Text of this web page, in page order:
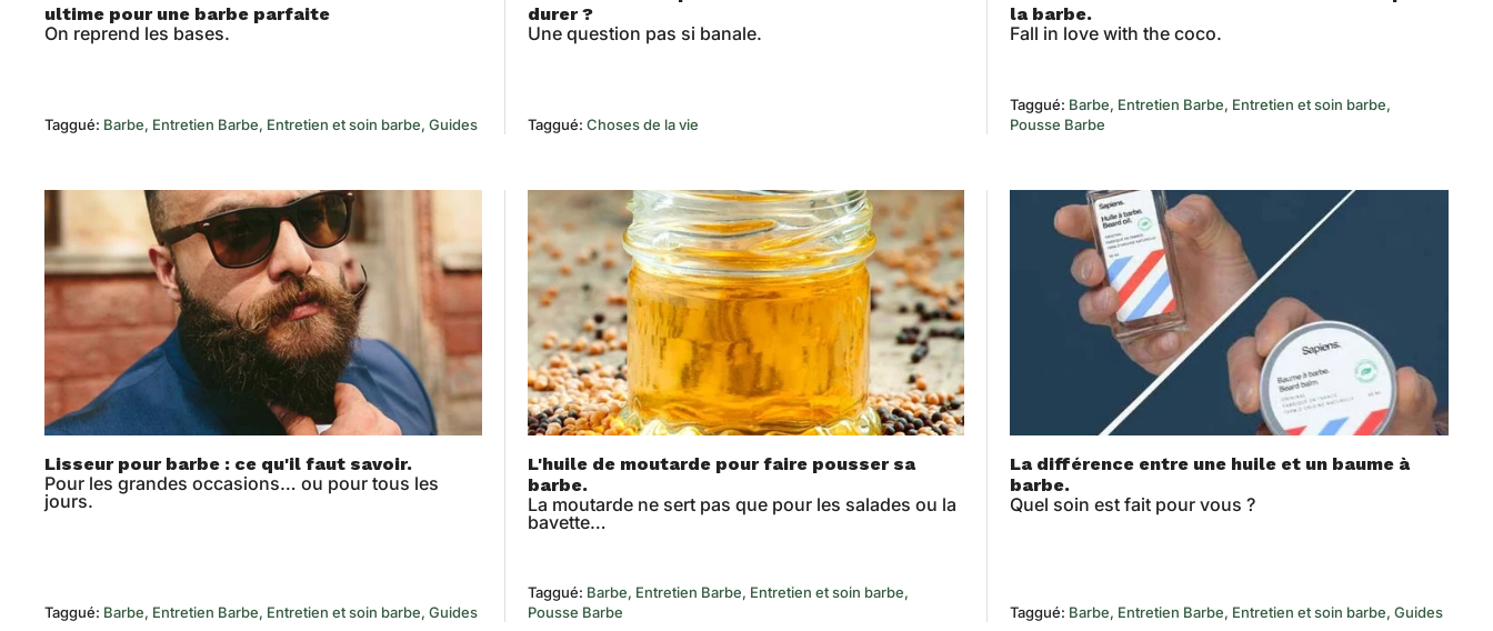
ultime pour une barbe parfaite
On reprend les bases.
Taggué: Barbe Entretien Barbe Entretien et soin barbe Guides
durer ?
Une question pas si banale.
Taggué: Choses de la vie
la barbe.
Fall in love with the coco.
Taggué: Barbe Entretien Barbe Entretien et soin barbe
Pousse Barbe
Lisseur pour barbe : ce qu'il faut savoir.
Pour les grandes occasions… ou pour tous les
jours.
Taggué: Barbe Entretien Barbe Entretien et soin barbe Guides
L'huile de moutarde pour faire pousser sa
barbe.
La moutarde ne sert pas que pour les salades ou la
bavette…
Taggué: Barbe Entretien Barbe Entretien et soin barbe
Pousse Barbe
La différence entre une huile et un baume à
barbe.
Quel soin est fait pour vous ?
Taggué: Barbe Entretien Barbe Entretien et soin barbe Guides